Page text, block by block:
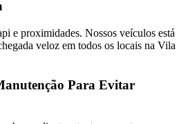
e proximidades. Nossos veículos está
veloz em todos os locais na Vila
Para Evitar